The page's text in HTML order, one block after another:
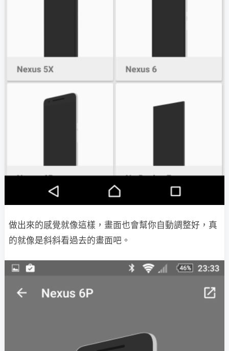
做出來的感覺就像這樣，畫面也會幫你自動調整好，真
的就像是斜斜看過去的畫面吧。